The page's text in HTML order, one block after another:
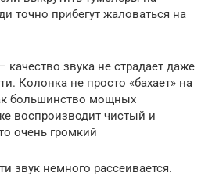
точно прибегут жаловаться на
звука не страдает даже
Колонка не просто «бахает» на
большинство мощных
воспроизводит чистый и
очень громкий
звук немного рассеивается.